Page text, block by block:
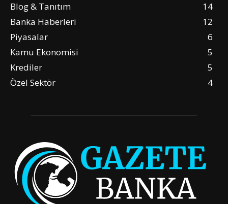
Blog & Tanıtım
14
Banka Haberleri
12
Piyasalar
6
Kamu Ekonomisi
5
Krediler
5
Özel Sektör
4